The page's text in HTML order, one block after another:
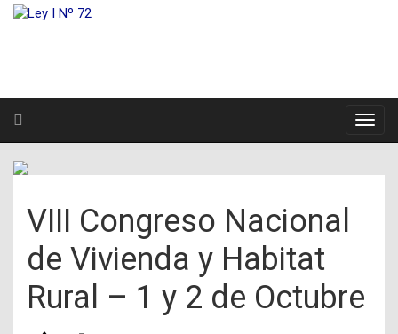
VIII Congreso Nacional
de Vivienda y Habitat
Rural – 1 y 2 de Octubre